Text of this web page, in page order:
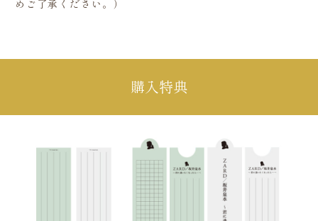
めご了承ください。）
購入特典